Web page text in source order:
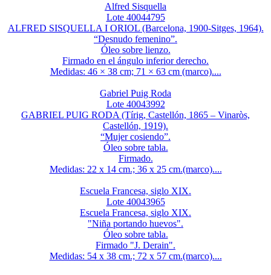
Alfred Sisquella
Lote 40044795
ALFRED SISQUELLA I ORIOL (Barcelona, 1900-Sitges, 1964).
“Desnudo femenino”.
Óleo sobre lienzo.
Firmado en el ángulo inferior derecho.
Medidas: 46 × 38 cm; 71 × 63 cm (marco)....
Gabriel Puig Roda
Lote 40043992
GABRIEL PUIG RODA (Tírig, Castellón, 1865 – Vinaròs,
Castellón, 1919).
“Mujer cosiendo”.
Óleo sobre tabla.
Firmado.
Medidas: 22 x 14 cm.; 36 x 25 cm.(marco)....
Escuela Francesa, siglo XIX.
Lote 40043965
Escuela Francesa, siglo XIX.
"Niña portando huevos".
Óleo sobre tabla.
Firmado "J. Derain".
Medidas: 54 x 38 cm.; 72 x 57 cm.(marco)....